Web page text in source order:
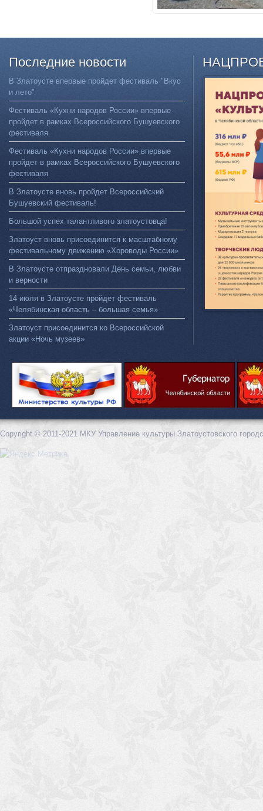
Последние новости
В Златоусте впервые пройдет фестиваль "Вкус
и лето"
Фестиваль «Кухни народов России» впервые
пройдет в рамках Всероссийского Бушуевского
фестиваля
Фестиваль «Кухни народов России» впервые
пройдет в рамках Всероссийского Бушуевского
фестиваля
В Златоусте вновь пройдет Всероссийский
Бушуевский фестиваль!
Большой успех талантливого златоустовца!
Златоуст вновь присоединится к масштабному
фестивальному движению «Хороводы России»
В Златоусте отпраздновали День семьи, любви
и верности
14 июля в Златоусте пройдет фестиваль
«Челябинская область – большая семья»
Златоуст присоединится ко Всероссийской
акции «Ночь музеев»
Copyright © 2011-2021 МКУ Управление культуры Златоустовского